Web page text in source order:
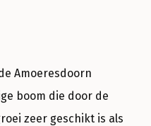
Amoeresdoorn
boom die door de
zeer geschikt is als